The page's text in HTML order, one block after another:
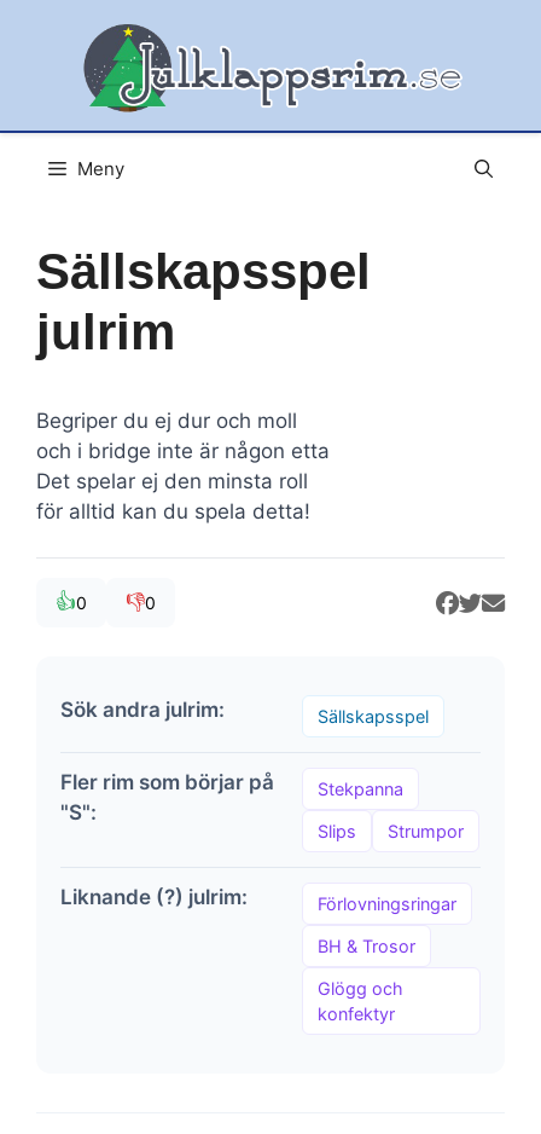
Meny
Sällskapsspel
julrim
Begriper du ej dur och moll
och i bridge inte är någon etta
Det spelar ej den minsta roll
för alltid kan du spela detta!
👍0 👎0
Sök andra julrim: Sällskapsspel
Fler rim som börjar på
"S":
Stekpanna
Slips Strumpor
Liknande (?) julrim: Förlovningsringar
BH & Trosor
Glögg och
konfektyr